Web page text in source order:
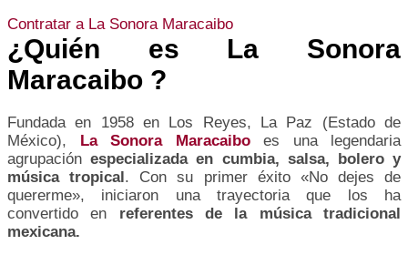
Contratar a La Sonora Maracaibo
¿Quién es La Sonora
Maracaibo ?
Fundada en 1958 en Los Reyes, La Paz (Estado de
México), La Sonora Maracaiboes una legendaria
agrupaciónespecializada en cumbia, salsa, bolero y
música tropical. Con su primer éxito «No dejes de
quererme», iniciaron una trayectoria que los ha
convertido en referentes de la música tradicional
mexicana.